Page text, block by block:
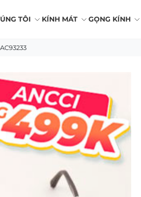
TÔI KÍNH MÁT GỌNG KÍNH